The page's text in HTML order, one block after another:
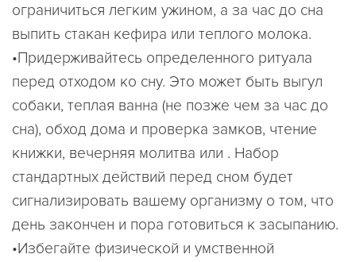
ограничиться легким ужином, а за час до сна
выпить стакан кефира или теплого молока.
•Придерживайтесь определенного ритуала
перед отходом ко сну. Это может быть выгул
собаки, теплая ванна (не позже чем за час до
сна), обход дома и проверка замков, чтение
книжки, вечерняя молитва или . Набор
стандартных действий перед сном будет
сигнализировать вашему организму о том, что
день закончен и пора готовиться к засыпанию.
•Избегайте физической и умственной